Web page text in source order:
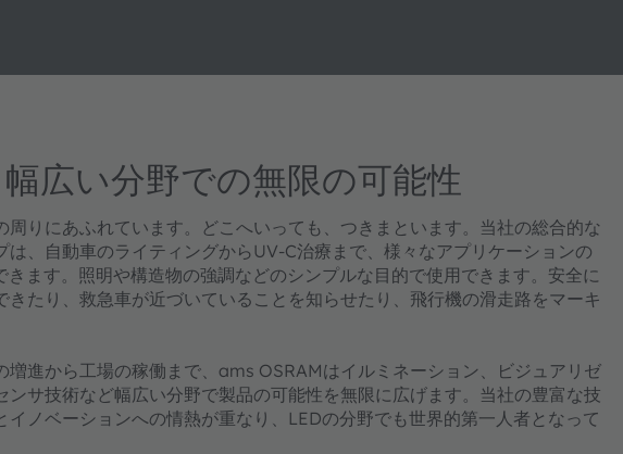
広い分野での無限の可能性
周りにあふれています。どこへいっても、つきまといます。当社の総合的な
は、自動車のライティングからUV-C治療まで、様々なアプリケーションの
きます。照明や構造物の強調などのシンプルな目的で使用できます。安全に
きたり、救急車が近づいていることを知らせたり、飛行機の滑走路をマーキ
増進から工場の稼働まで、ams OSRAMはイルミネーション、ビジュアリゼ
ンサ技術など幅広い分野で製品の可能性を無限に広げます。当社の豊富な技
イノベーションへの情熱が重なり、LEDの分野でも世界的第一人者となって